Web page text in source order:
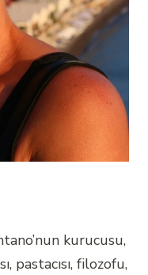
kurucusu,
pastacısı, filozofu,